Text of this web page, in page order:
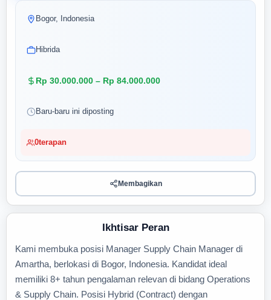
Bogor, Indonesia
Hibrida
Rp 30.000.000 – Rp 84.000.000
Baru-baru ini diposting
0terapan
Membagikan
Ikhtisar Peran
Kami membuka posisi Manager Supply Chain Manager di
Amartha, berlokasi di Bogor, Indonesia. Kandidat ideal
memiliki 8+ tahun pengalaman relevan di bidang Operations
& Supply Chain. Posisi Hybrid (Contract) dengan